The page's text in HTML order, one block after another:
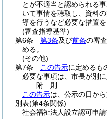
とが不適当と認められる
いて事情を聴取し、資料
導を行うなど必要な措置を
(審査指導基準)
第6条
第3条及び前条の審
める。
(その他)
第7条
この告示に定めるも
必要な事項は、市長が別に
附 則
この告示は、公示の日から
別表(第4条関係)
社会福祉法人設立認可申